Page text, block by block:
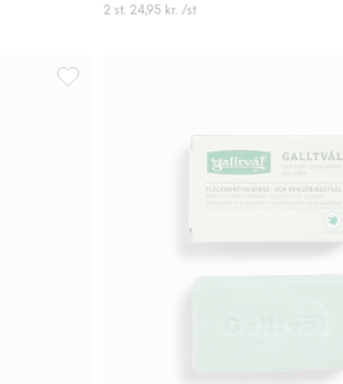
2 st. 24,95 kr. /st